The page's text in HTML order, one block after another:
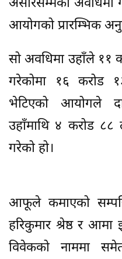
असारसम्मको अवधिमा
आयोगको प्रारम्भिक
सो अवधिमा उहाँले ११
गरेकोमा १६ करोड
भेटिएको आयोगले
उहाँमाथि ४ करोड ८८
गरेको हो।
आफूले कमाएको
हरिकुमार श्रेष्ठ र आमा
विवेकको नाममा